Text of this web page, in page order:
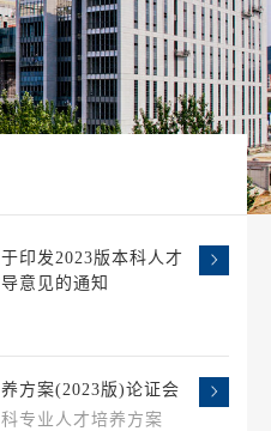
印发2023版本科人才
意见的通知
方案(2023版)论证会
专业人才培养方案